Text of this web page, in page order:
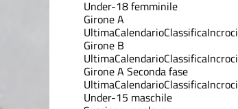
Under-18 femminile
Girone A
UltimaCalendarioClassificaIncroci
Girone B
UltimaCalendarioClassificaIncroci
Girone A Seconda fase
UltimaCalendarioClassificaIncroci
Under-15 maschile